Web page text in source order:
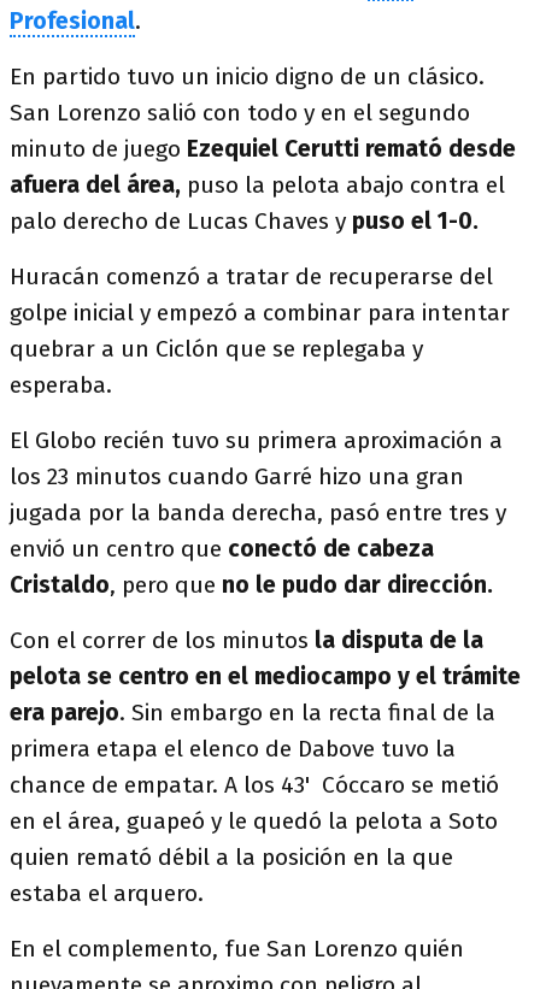
Profesional.
En partido tuvo un inicio digno de un clásico.
San Lorenzo salió con todo y en el segundo
minuto de juego Ezequiel Cerutti remató desde
afuera del área, puso la pelota abajo contra el
palo derecho de Lucas Chaves y puso el 1-0.
Huracán comenzó a tratar de recuperarse del
golpe inicial y empezó a combinar para intentar
quebrar a un Ciclón que se replegaba y
esperaba.
El Globo recién tuvo su primera aproximación a
los 23 minutos cuando Garré hizo una gran
jugada por la banda derecha, pasó entre tres y
envió un centro que conectó de cabeza
Cristaldo, pero que no le pudo dar dirección.
Con el correr de los minutos la disputa de la
pelota se centro en el mediocampo y el trámite
era parejo. Sin embargo en la recta final de la
primera etapa el elenco de Dabove tuvo la
chance de empatar. A los 43' Cóccaro se metió
en el área, guapeó y le quedó la pelota a Soto
quien remató débil a la posición en la que
estaba el arquero.
En el complemento, fue San Lorenzo quién